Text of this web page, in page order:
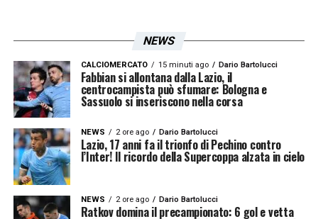
maglia diFelipe AndersonoZaccagni. Il
comunicato:
COMUNICATO– «Allenamento pomeridiano
per la squadra che questa mattina è scesa
in campo, presso il Centro Sportivo di
Formello, a partire dalle ore 16:30.Dopo
una prima fase di attivazione atletica, il
gruppo biancoceleste ha lavorato su
NEWS
CALCIOMERCATO 15 minuti ago Dario Bartolucci
Fabbian si allontana dalla Lazio, il
centrocampista può sfumare: Bologna e
Sassuolo si inseriscono nella corsa
NEWS 2 ore ago Dario Bartolucci
Lazio, 17 anni fa il trionfo di Pechino contro
l’Inter! Il ricordo della Supercoppa alzata in cielo
NEWS 2 ore ago Dario Bartolucci
Ratkov domina il precampionato: 6 gol e vetta